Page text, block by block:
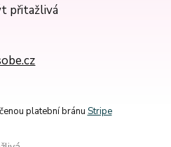
přitažlivá
platební bránu Stripe